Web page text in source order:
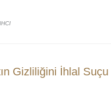
Gizliliğini İhlal